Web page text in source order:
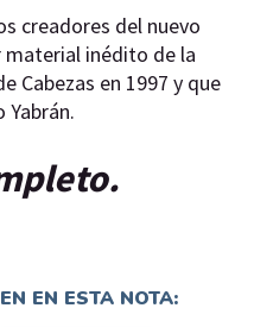
creadores del nuevo
material inédito de la
Cabezas en 1997 y que
EN ESTA NOTA: